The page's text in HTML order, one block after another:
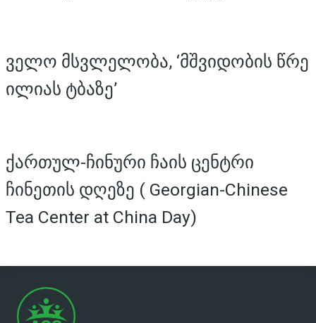
ველო მსვლელობა, ‘მშვიდობის წრე
ილიას ტბაზე’
ქართულ-ჩინური ჩაის ცენტრი
ჩინეთის დღეზე ( Georgian-Chinese
Tea Center at China Day)